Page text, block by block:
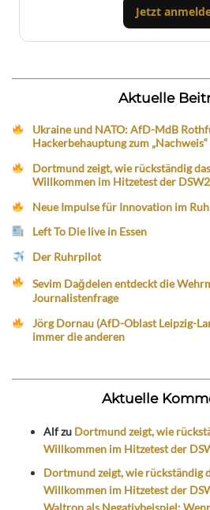
Jetzt
Aktuelle
Ukraine und NATO: AfD-MdB
Hackerbehauptung zum „Nachweis“
Dortmund zeigt, wie rückständig
Willkommen im Hitzetest der
Neue Impulse für Innovation im
Left To Die live in Essen
Der Ruhrpilot
Sevim Dağdelen entdeckt die
Journalistenfrage
Jörg Dornau (AfD-Oblast Leipzig-
immer die anderen
Aktuelle
Alfzu Dortmund zeigt, wie
Willkommen im Hitzetest der
Dortmund zeigt, wie rückständig
Willkommen im Hitzetest der